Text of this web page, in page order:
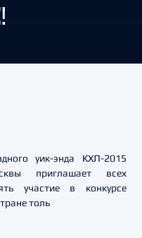
уик-энда КХЛ-2015
приглашает всех
участие в конкурсе
толь